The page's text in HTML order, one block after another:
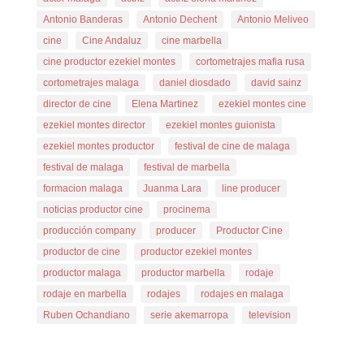
Antonio Banderas
Antonio Dechent
Antonio Meliveo
cine
Cine Andaluz
cine marbella
cine productor ezekiel montes
cortometrajes mafia rusa
cortometrajes malaga
daniel diosdado
david sainz
director de cine
Elena Martinez
ezekiel montes cine
ezekiel montes director
ezekiel montes guionista
ezekiel montes productor
festival de cine de malaga
festival de malaga
festival de marbella
formacion malaga
Juanma Lara
line producer
noticias productor cine
procinema
producción company
producer
Productor Cine
productor de cine
productor ezekiel montes
productor malaga
productor marbella
rodaje
rodaje en marbella
rodajes
rodajes en malaga
Ruben Ochandiano
serie akemarropa television